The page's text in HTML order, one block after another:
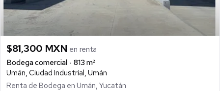
$81,300 MXN en renta
Bodega comercial
813 m²
Umán, Ciudad Industrial, Umán
Renta de Bodega en Umán, Yucatán